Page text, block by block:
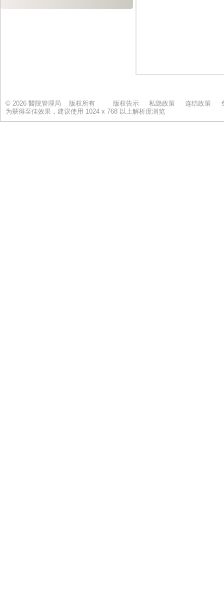
© 2026 醫院管理局 版权所有 版权告示 私隐政策 连结政策
为获得至佳效果，建议使用 1024 x 768 以上解析度浏览